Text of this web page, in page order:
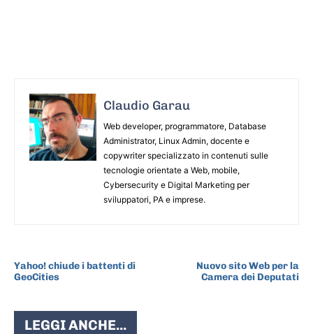
Claudio Garau
Web developer, programmatore, Database
Administrator, Linux Admin, docente e
copywriter specializzato in contenuti sulle
tecnologie orientate a Web, mobile,
Cybersecurity e Digital Marketing per
sviluppatori, PA e imprese.
Yahoo! chiude i battenti di
GeoCities
Nuovo sito Web per la
Camera dei Deputati
LEGGI ANCHE...